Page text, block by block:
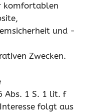
komfortablen
und -
Zwecken.
Abs. 1 S. 1 lit. f
folgt aus